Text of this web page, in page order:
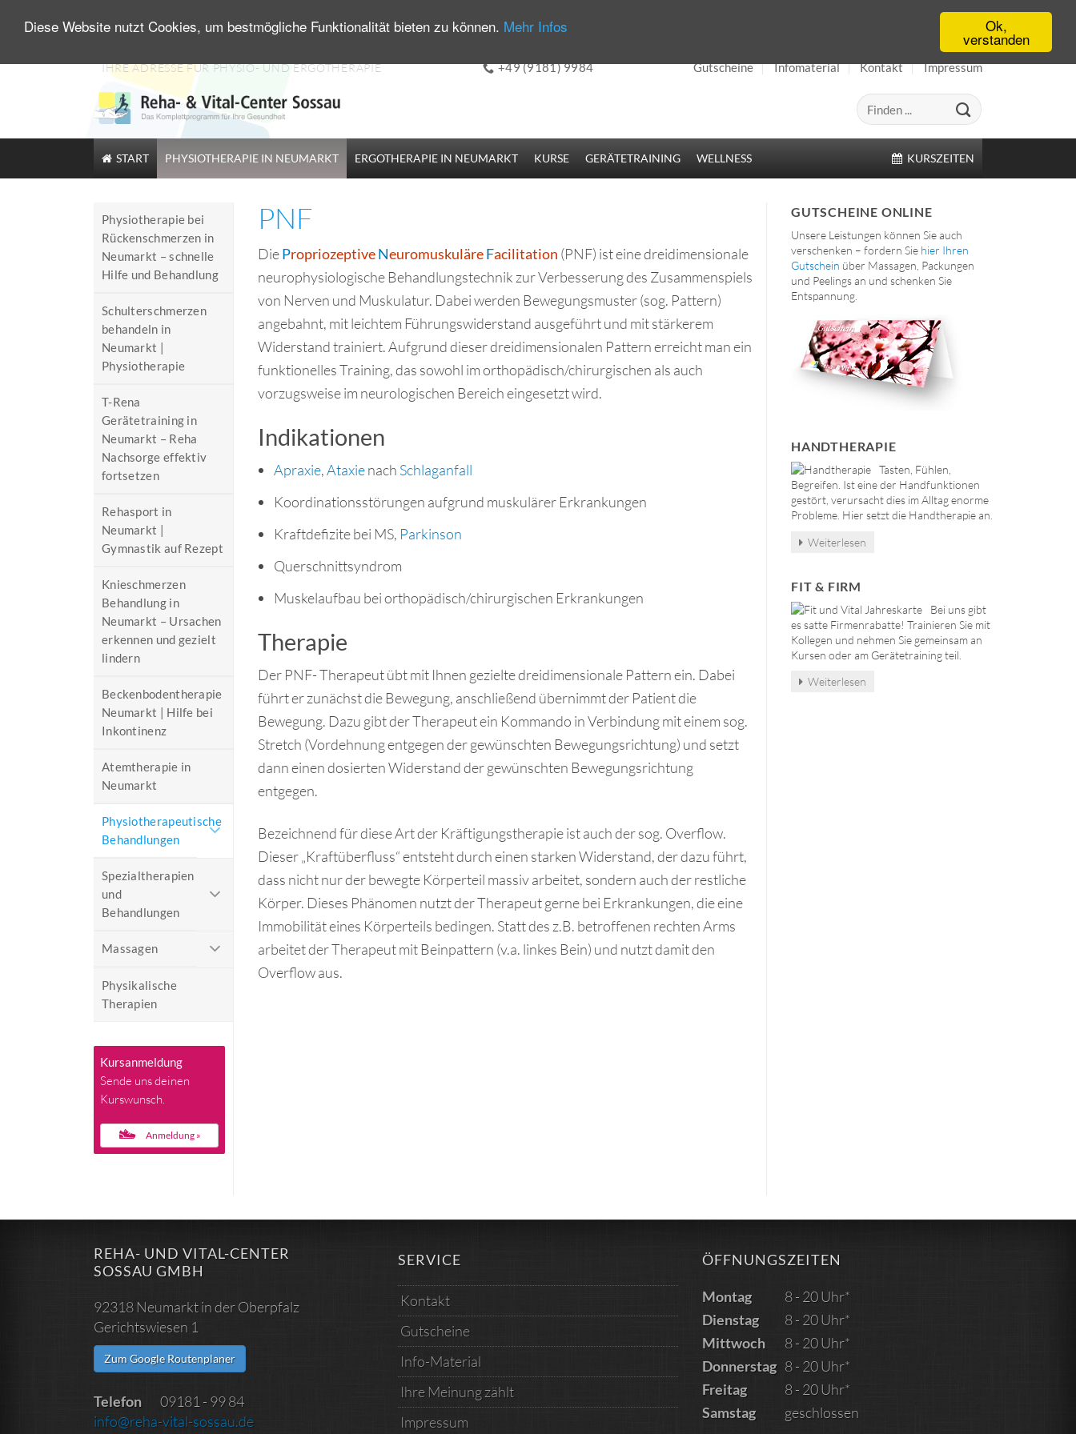
Ok,
verstanden
Diese Website nutzt Cookies, um bestmögliche Funktionalität bieten zu können. Mehr Infos
Zum
IHRE ADRESSE FÜR PHYSIO- UND ERGOTHERAPIE +49 (9181) 9984 Gutscheine Infomaterial Kontakt Impressum
START PHYSIOTHERAPIE IN NEUMARKT ERGOTHERAPIE IN NEUMARKT KURSE GERÄTETRAINING WELLNESS KURSZEITEN
Physiotherapie bei
Rückenschmerzen in
Neumarkt – schnelle
Hilfe und Behandlung
Schulterschmerzen
behandeln in
Neumarkt |
Physiotherapie
T-Rena
Gerätetraining in
Neumarkt – Reha
Nachsorge effektiv
fortsetzen
Rehasport in
Neumarkt |
Gymnastik auf Rezept
Knieschmerzen
Behandlung in
Neumarkt – Ursachen
erkennen und gezielt
lindern
Beckenbodentherapie
Neumarkt | Hilfe bei
Inkontinenz
Atemtherapie in
Neumarkt
Physiotherapeutische
Behandlungen
Spezialtherapien
und
Behandlungen
Massagen
Physikalische
Therapien
Kursanmeldung
Sende uns deinen
Kurswunsch.
Anmeldung »
PNF
DiePropriozeptiveNeuromuskuläreFacilitation (PNF) ist eine dreidimensionale
neurophysiologische Behandlungstechnik zur Verbesserung des Zusammenspiels
von Nerven und Muskulatur. Dabei werden Bewegungsmuster (sog. Pattern)
angebahnt, mit leichtem Führungswiderstand ausgeführt und mit stärkerem
Widerstand trainiert. Aufgrund dieser dreidimensionalen Pattern erreicht man ein
funktionelles Training, das sowohl im orthopädisch/chirurgischen als auch
vorzugsweise im neurologischen Bereich eingesetzt wird.
Indikationen
Apraxie,Ataxienach Schlaganfall
Koordinationsstörungen aufgrund muskulärer Erkrankungen
Kraftdefizite bei MS, Parkinson
Querschnittsyndrom
Muskelaufbau bei orthopädisch/chirurgischen Erkrankungen
Therapie
Der PNF- Therapeut übt mit Ihnen gezielte dreidimensionale Pattern ein. Dabei
führt er zunächst die Bewegung, anschließend übernimmt der Patient die
Bewegung. Dazu gibt der Therapeut ein Kommando in Verbindung mit einem sog.
Stretch (Vordehnung entgegen der gewünschten Bewegungsrichtung) und setzt
dann einen dosierten Widerstand der gewünschten Bewegungsrichtung
entgegen.
Bezeichnend für diese Art der Kräftigungstherapie ist auch der sog. Overflow.
Dieser „Kraftüberfluss“ entsteht durch einen starken Widerstand, der dazu führt,
dass nicht nur der bewegte Körperteil massiv arbeitet, sondern auch der restliche
Körper. Dieses Phänomen nutzt der Therapeut gerne bei Erkrankungen, die eine
Immobilität eines Körperteils bedingen. Statt des z.B. betroffenen rechten Arms
arbeitet der Therapeut mit Beinpattern (v.a. linkes Bein) und nutzt damit den
Overflow aus.
GUTSCHEINE ONLINE
Unsere Leistungen können Sie auch
verschenken – fordern Sie hier Ihren
Gutschein über Massagen, Packungen
und Peelings an und schenken Sie
Entspannung.
HANDTHERAPIE
Tasten, Fühlen,
Begreifen. Ist eine der Handfunktionen
gestört, verursacht dies im Alltag enorme
Probleme. Hier setzt die Handtherapie an.
Weiterlesen
FIT & FIRM
Bei uns gibt
es satte Firmenrabatte! Trainieren Sie mit
Kollegen und nehmen Sie gemeinsam an
Kursen oder am Gerätetraining teil.
Weiterlesen
REHA- UND VITAL-CENTER
SOSSAU GMBH
92318 Neumarkt in der Oberpfalz
Gerichtswiesen 1
Zum Google Routenplaner
Telefon
09181 - 99 84
info@reha-vital-sossau.de
SERVICE
Kontakt
Gutscheine
Info-Material
Ihre Meinung zählt
Impressum
ÖFFNUNGSZEITEN
Montag
8 - 20 Uhr*
Dienstag
8 - 20 Uhr*
Mittwoch
8 - 20 Uhr*
Donnerstag 8 - 20 Uhr*
Freitag
8 - 20 Uhr*
Samstag
geschlossen